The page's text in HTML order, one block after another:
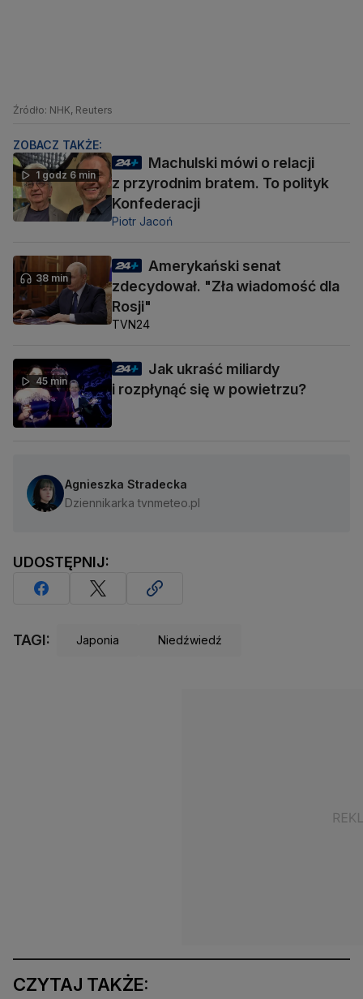
Źródło: NHK, Reuters
ZOBACZ TAKŻE:
1 godz 6 min
Machulski mówi o relacji
z przyrodnim bratem. To polityk
Konfederacji
Piotr Jacoń
38 min
Amerykański senat
zdecydował. "Zła wiadomość dla
Rosji"
TVN24
45 min
Jak ukraść miliardy
i rozpłynąć się w powietrzu?
Agnieszka Stradecka
Dziennikarka tvnmeteo.pl
UDOSTĘPNIJ:
TAGI: Japonia Niedźwiedź
CZYTAJ TAKŻE: